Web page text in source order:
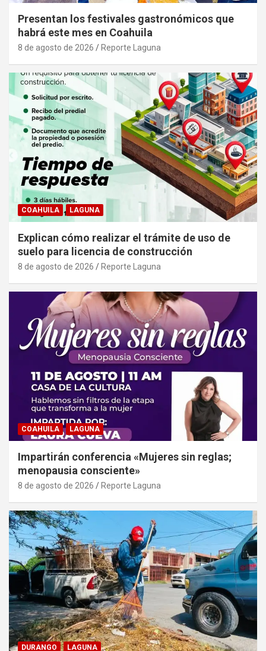
Presentan los festivales gastronómicos que
habrá este mes en Coahuila
8 de agosto de 2026 Reporte Laguna
COAHUILA LAGUNA
Explican cómo realizar el trámite de uso de
suelo para licencia de construcción
8 de agosto de 2026 Reporte Laguna
COAHUILA LAGUNA
Impartirán conferencia «Mujeres sin reglas;
menopausia consciente»
8 de agosto de 2026 Reporte Laguna
DURANGO LAGUNA